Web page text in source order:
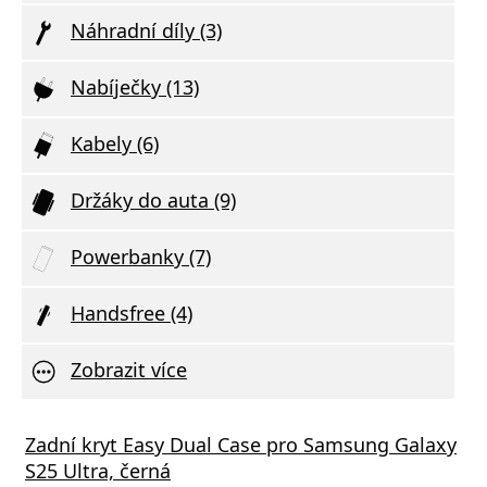
Náhradní díly (3)
Nabíječky (13)
Kabely (6)
Držáky do auta (9)
Powerbanky (7)
Handsfree (4)
Zobrazit více
Zadní kryt Easy Dual Case pro Samsung Galaxy
S25 Ultra, černá
sklo Tactical Glass Impact Armour
Galaxy S25 Ultra
GaN5 Pro 65W černá Vivo